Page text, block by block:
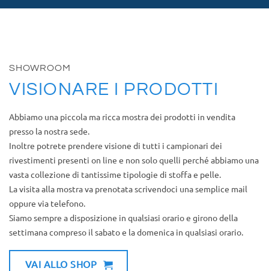
SHOWROOM
VISIONARE I PRODOTTI
Abbiamo una piccola ma ricca mostra dei prodotti in vendita
presso la nostra sede.
Inoltre potrete prendere visione di tutti i campionari dei
rivestimenti presenti on line e non solo quelli perché abbiamo una
vasta collezione di tantissime tipologie di stoffa e pelle.
La visita alla mostra va prenotata scrivendoci una semplice mail
oppure via telefono.
Siamo sempre a disposizione in qualsiasi orario e girono della
settimana compreso il sabato e la domenica in qualsiasi orario.
VAI ALLO SHOP